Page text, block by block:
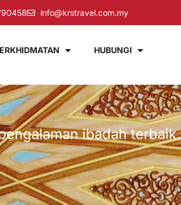
info@krstravel.com.my
HUBUNGI
ibadah terbaik.